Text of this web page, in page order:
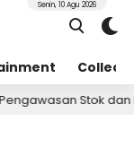
Senin, 10 Agu 2026
BBM 4